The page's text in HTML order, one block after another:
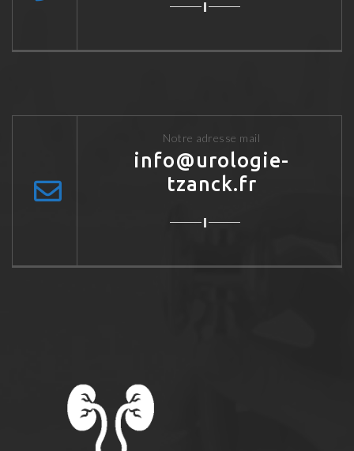
Notre adresse mail
info@urologie-
tzanck.fr